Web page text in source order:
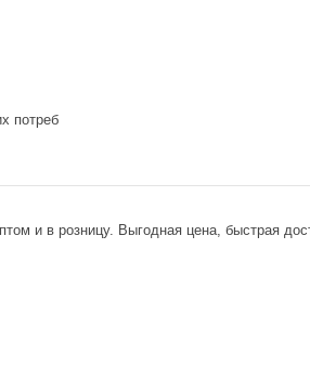
потреб
и в розницу. Выгодная цена, быстрая